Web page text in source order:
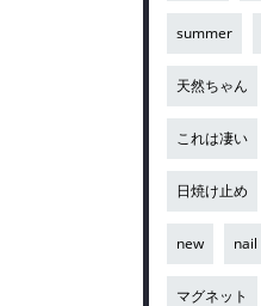
summer
天然ちゃん
これは凄い
日焼け止め
new nail
マグネット